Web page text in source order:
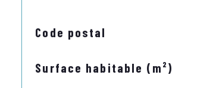
TRAD_SIROCCO_Caracteristique
Code postal
Surface habitable (m²)